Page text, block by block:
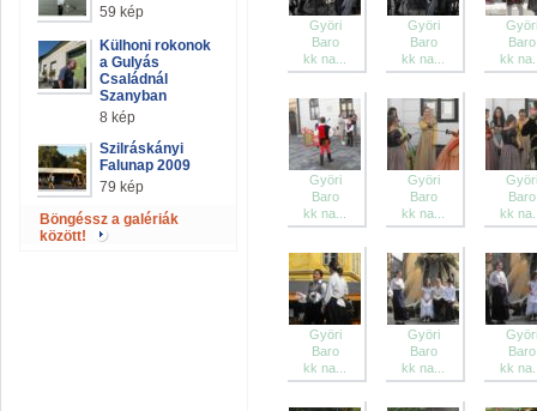
59 kép
Külhoni rokonok
a Gulyás
Családnál
Szanyban
8 kép
Szilráskányi
Falunap 2009
79 kép
Böngéssz a galériák
között!
Györi
Baro
kk na...
Györi
Baro
kk na...
Györi
Baro
kk
Györi
Baro
kk na...
Györi
Baro
kk na...
Györi
Baro
kk
Györi
Baro
kk na...
Györi
Baro
kk na...
Györi
Baro
kk